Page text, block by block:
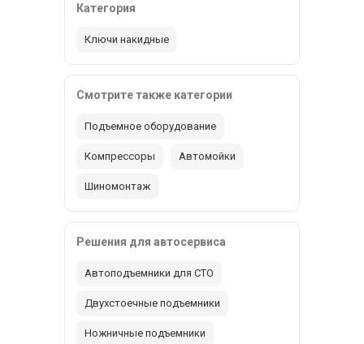
Категория
Ключи накидные
Смотрите также категории
Подъемное оборудование
Компрессоры Автомойки
Шиномонтаж
Решения для автосервиса
Автоподъемники для СТО
Двухстоечные подъемники
Ножничные подъемники